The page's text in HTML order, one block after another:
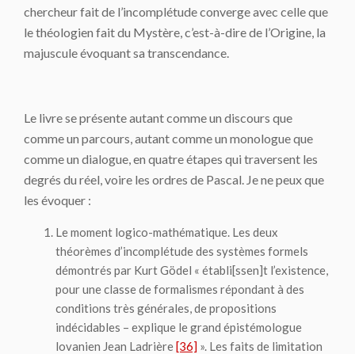
chercheur fait de l’incomplétude converge avec celle que
le théologien fait du Mystère, c’est-à-dire de l’Origine, la
majuscule évoquant sa transcendance.
Le livre se présente autant comme un discours que
comme un parcours, autant comme un monologue que
comme un dialogue, en quatre étapes qui traversent les
degrés du réel, voire les ordres de Pascal. Je ne peux que
les évoquer :
Le moment logico-mathématique. Les deux
théorèmes d’incomplétude des systèmes formels
démontrés par Kurt Gödel « établi[ssen]t l’existence,
pour une classe de formalismes répondant à des
conditions très générales, de propositions
indécidables – explique le grand épistémologue
lovanien Jean Ladrière[36] ». Les faits de limitation